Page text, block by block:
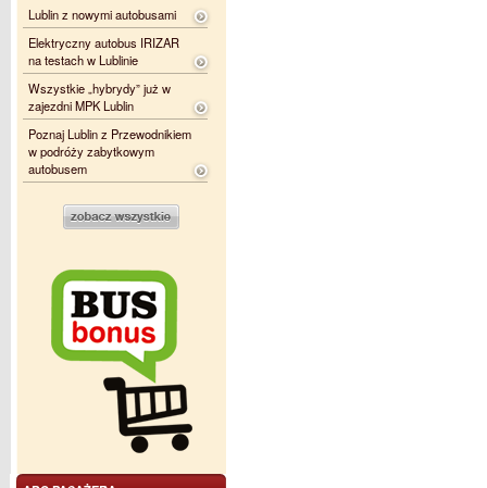
Lublin z nowymi autobusami
Elektryczny autobus IRIZAR
na testach w Lublinie
Wszystkie „hybrydy” już w
zajezdni MPK Lublin
Poznaj Lublin z Przewodnikiem
w podróży zabytkowym
autobusem